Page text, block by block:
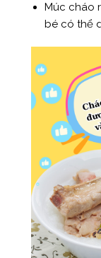
Múc cháo
bé có thể